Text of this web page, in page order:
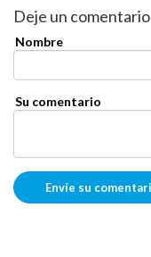
Deje un comentario
Nombre
Su comentario